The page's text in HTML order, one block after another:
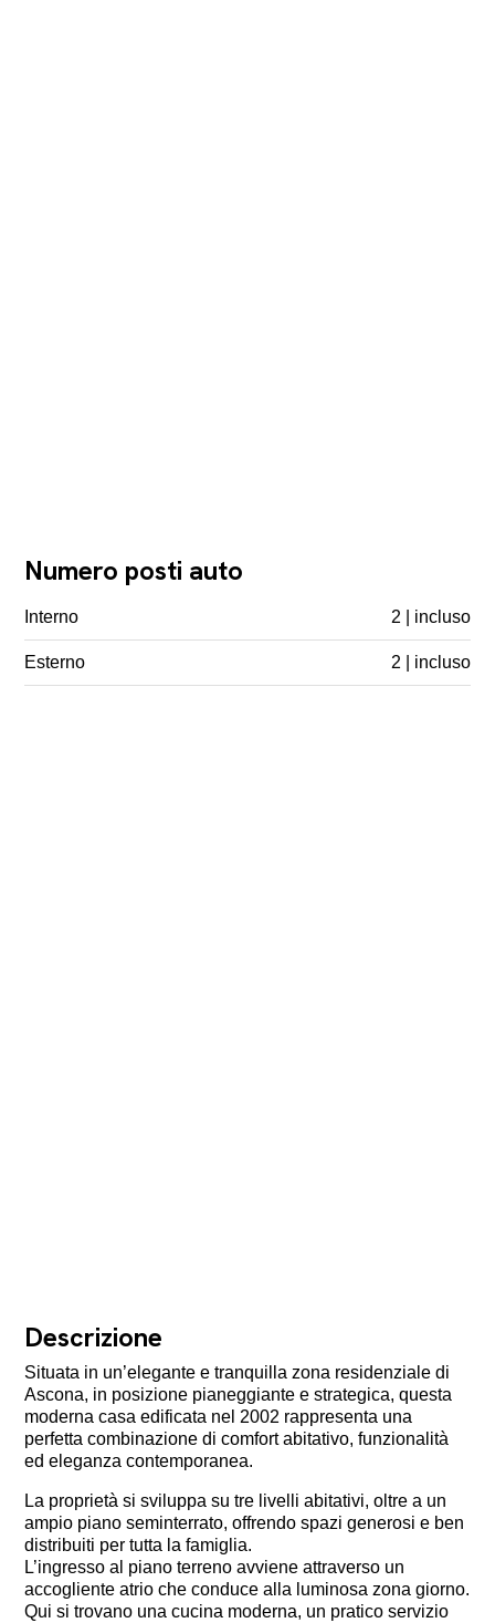
Numero posti auto
Interno 2 | incluso
Esterno 2 | incluso
Descrizione
Situata in un’elegante e tranquilla zona residenziale di
Ascona, in posizione pianeggiante e strategica, questa
moderna casa edificata nel 2002 rappresenta una
perfetta combinazione di comfort abitativo, funzionalità
ed eleganza contemporanea.
La proprietà si sviluppa su tre livelli abitativi, oltre a un
ampio piano seminterrato, offrendo spazi generosi e ben
distribuiti per tutta la famiglia.
L’ingresso al piano terreno avviene attraverso un
accogliente atrio che conduce alla luminosa zona giorno.
Qui si trovano una cucina moderna, un pratico servizio